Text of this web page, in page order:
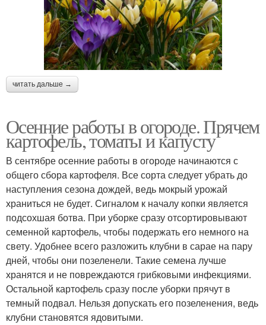
читать дальше →
Осенние работы в огороде. Прячем
картофель, томаты и капусту
В сентябре осенние работы в огороде начинаются с
общего сбора картофеля. Все сорта следует убрать до
наступления сезона дождей, ведь мокрый урожай
храниться не будет. Сигналом к началу копки является
подсохшая ботва. При уборке сразу отсортировывают
семенной картофель, чтобы подержать его немного на
свету. Удобнее всего разложить клубни в сарае на пару
дней, чтобы они позеленели. Такие семена лучше
хранятся и не повреждаются грибковыми инфекциями.
Остальной картофель сразу после уборки прячут в
темный подвал. Нельзя допускать его позеленения, ведь
клубни становятся ядовитыми.